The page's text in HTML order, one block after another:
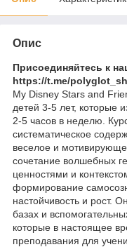
Опис
Присоединяйтесь к
https://t.me/
My Disney Stars and
детей 3-5 лет, которые
2-5 часов в неделю.
систематическое
веселое и
сочетание волшебных
ценностями и
формирование
настойчивость и рост.
базах и
которые в настоящее
преподавания для